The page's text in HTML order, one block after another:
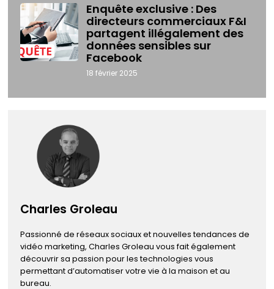
Enquête exclusive : Des
directeurs commerciaux F&I
partagent illégalement des
données sensibles sur
Facebook
18 février 2025
Charles Groleau
Passionné de réseaux sociaux et nouvelles tendances de
vidéo marketing, Charles Groleau vous fait également
découvrir sa passion pour les technologies vous
permettant d’automatiser votre vie à la maison et au
bureau.